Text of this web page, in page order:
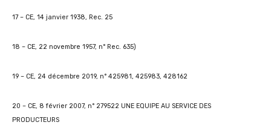
17 – CE, 14 janvier 1938, Rec. 25
18 – CE, 22 novembre 1957, n° Rec. 635)
19 – CE, 24 décembre 2019, n° 425981, 425983, 428162
20 – CE, 8 février 2007, n° 279522 UNE EQUIPE AU SERVICE DES
PRODUCTEURS